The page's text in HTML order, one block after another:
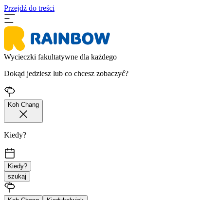
Przejdź do treści
Wycieczki fakultatywne dla każdego
Dokąd jedziesz lub co chcesz zobaczyć?
Koh Chang
Kiedy?
Kiedy?
szukaj